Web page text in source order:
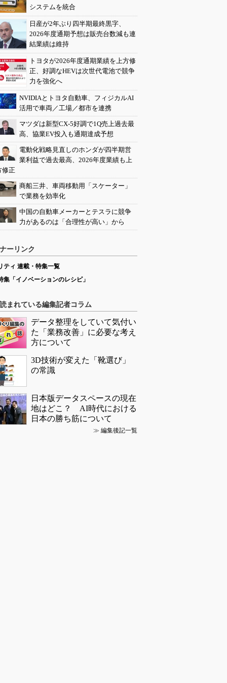
システムを統合
日産が2年ぶり四半期最終黒字、
2026年度通期予想は販売台数減も連
結業績は維持
トヨタが2026年度通期業績を上方修
正、好調なHEVは次世代電池で競争
力を強化へ
NVIDIAとトヨタ自動車、フィジカルAI
活用で車両／工場／都市を連携
マツダは新型CX-5好調で1Q売上過去最
高、協業EV投入も通期達成予想
電動化戦略見直しのホンダが四半期営
業利益で過去最高、2026年度業績も上
修正
商船三井、車両移動用「スケーター」
で業務を効率化
中国の自動車メーカーとテスラに競争
力があるのは「合理性が高い」から
ーリンク
ティ 連載・特集一覧
集「イノベーションのレシピ」
まれている編集記者コラム
データ整理をしていて気付い
た「業務改善」に必要な考え
方について
3D技術が変えた「靴選び」
の常識
日本版データスペースの現在
地はどこ？ AI時代における
日本の勝ち筋について
≫ 編集後記一覧